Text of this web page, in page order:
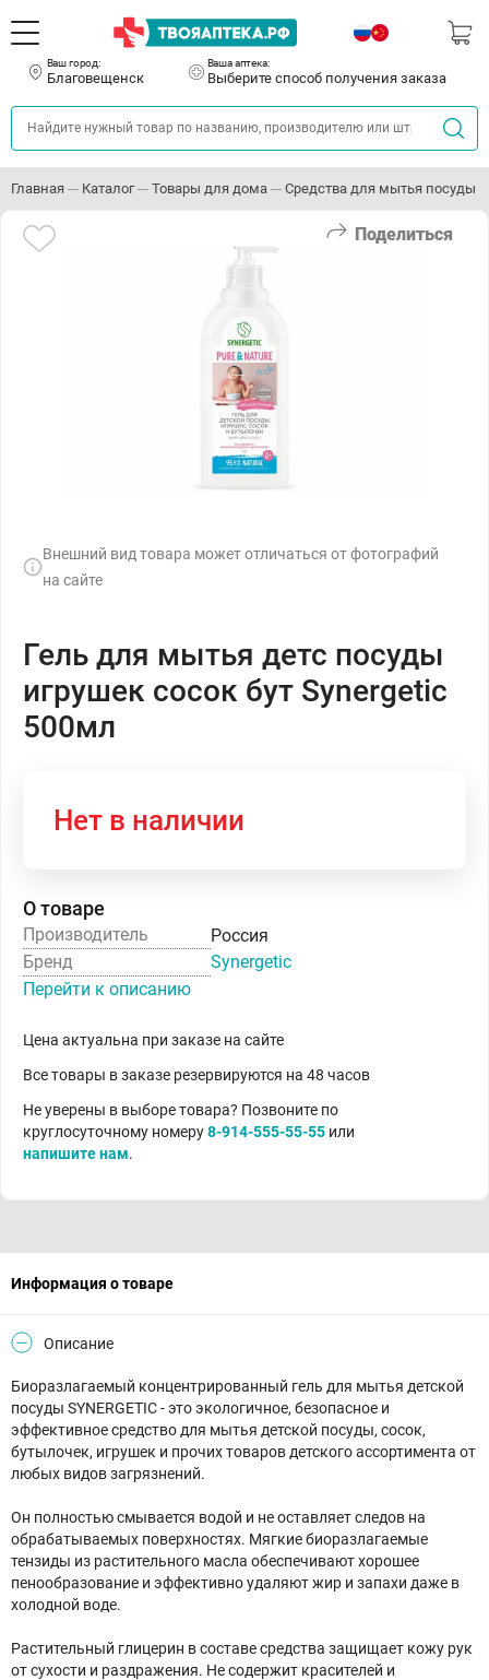
Ваш город:
Благовещенск
Ваша аптека:
Выберите способ получения заказа
Главная Каталог Товары для дома Средства для мытья посуды
Поделиться
Внешний вид товара может отличаться от фотографий
на сайте
Гель для мытья детс посуды
игрушек сосок бут Synergetic
500мл
Нет в наличии
О товаре
Производитель
Россия
Бренд
Synergetic
Перейти к описанию
Цена актуальна при заказе на сайте
Все товары в заказе резервируются на 48 часов
Не уверены в выборе товара? Позвоните по
круглосуточному номеру8-914-555-55-55 или
напишите нам.
Информация о товаре
Описание
Биоразлагаемый концентрированный гель для мытья детской
посуды SYNERGETIC - это экологичное, безопасное и
эффективное средство для мытья детской посуды, сосок,
бутылочек, игрушек и прочих товаров детского ассортимента от
любых видов загрязнений.
Он полностью смывается водой и не оставляет следов на
обрабатываемых поверхностях. Мягкие биоразлагаемые
тензиды из растительного масла обеспечивают хорошее
пенообразование и эффективно удаляют жир и запахи даже в
холодной воде.
Растительный глицерин в составе средства защищает кожу рук
от сухости и раздражения. Не содержит красителей и